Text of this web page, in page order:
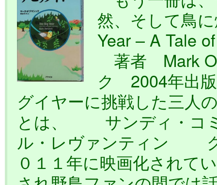
然、そして鳥
Year – A Tale
著者 Mark
ク 2004年出
グイヤーに挑戦した三人
とは、 サンディ・コ
ル・レヴァンティン
０１１年に映画化されて